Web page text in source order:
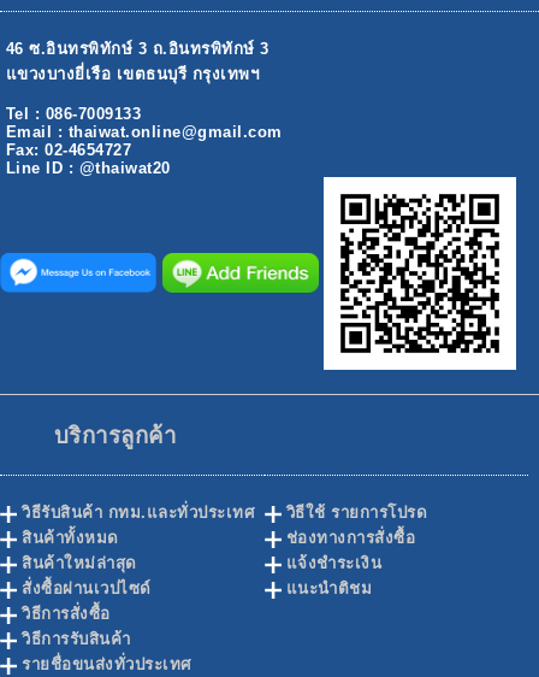
46 ซ.อินทรพิทักษ์ 3 ถ.อินทรพิทักษ์ 3
แขวงบางยี่เรือ เขตธนบุรี กรุงเทพฯ
Tel : 086-7009133
Email : thaiwat.online@gmail.com
Fax: 02-4654727
Line ID : @thaiwat20
บริการลูกค้า
วิธีรับสินค้า กทม.และทั่วประเทศ
สินค้าทั้งหมด
สินค้าใหม่ล่าสุด
สั่งซื้อผ่านเวปไซด์
วิธีการสั่งซื้อ
วิธีการรับสินค้า
รายชื่อขนส่งทั่วประเทศ
วิธีใช้ รายการโปรด
ช่องทางการสั่งซื้อ
แจ้งชำระเงิน
แนะนำติชม